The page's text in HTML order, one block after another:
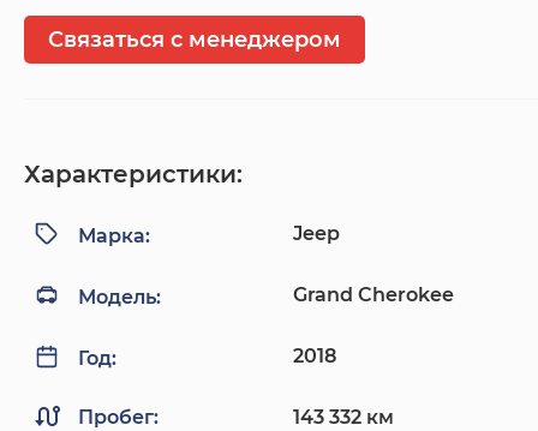
Связаться с менеджером
Характеристики:
Марка: Jeep
Модель: Grand Cherokee
Год: 2018
Пробег: 143 332 км